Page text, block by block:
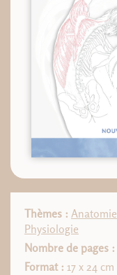
Thèmes : Anatomie
Physiologie
Nombre de pages :
Format : 17 x 24 cm